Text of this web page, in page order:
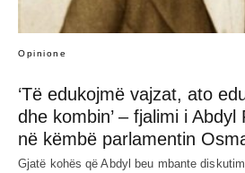
Opinione
‘Të edukojmë vajzat, ato
dhe kombin’ – fjalimi i
në këmbë parlamentin
Gjatë kohës që Abdyl beu mbante